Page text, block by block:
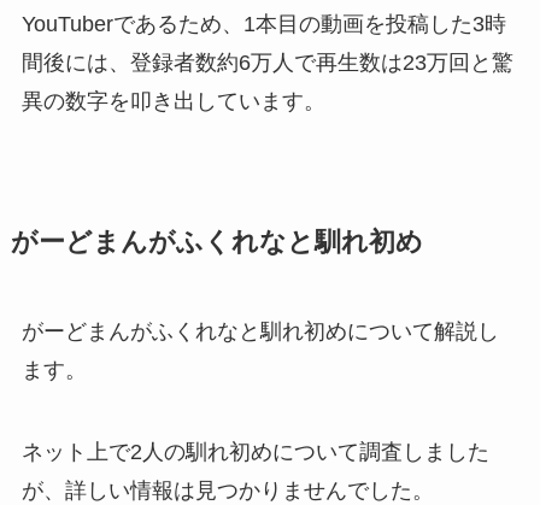
YouTuberであるため、1本目の動画を投稿した3時
間後には、登録者数約6万人で再生数は23万回と驚
異の数字を叩き出しています。
がーどまんがふくれなと馴れ初め
がーどまんがふくれなと馴れ初めについて解説し
ます。
ネット上で2人の馴れ初めについて調査しました
が、詳しい情報は見つかりませんでした。